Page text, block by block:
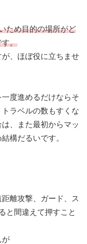
ため目的の場所がど
す。
、ほぼ役に立ちませ
度進めるだけならそ
ラベルの数もすくな
、また最初からマッ
構だるいです。
離攻撃、ガード、ス
と間違えて押すこと
が